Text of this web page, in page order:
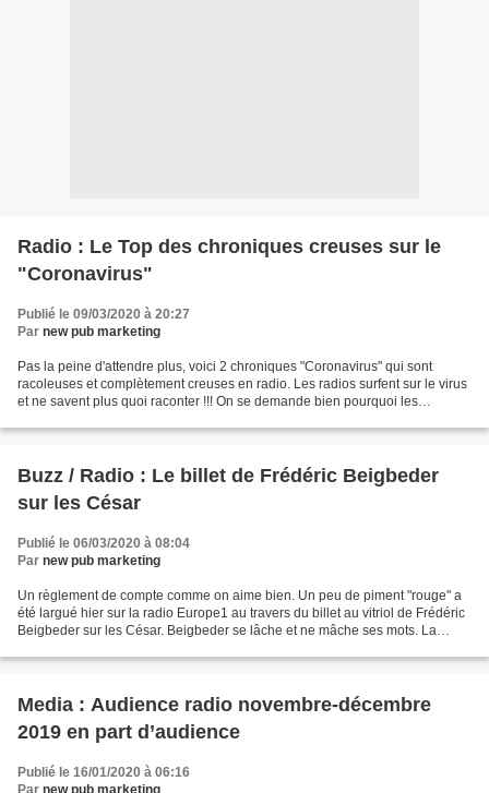
Radio : Le Top des chroniques creuses sur le
"Coronavirus"
Publié le 09/03/2020 à 20:27
Par new pub marketing
Pas la peine d'attendre plus, voici 2 chroniques "Coronavirus" qui sont
racoleuses et complètement creuses en radio. Les radios surfent sur le virus
et ne savent plus quoi raconter !!! On se demande bien pourquoi les
Buzz / Radio : Le billet de Frédéric Beigbeder
sur les César
Publié le 06/03/2020 à 08:04
Par new pub marketing
Un règlement de compte comme on aime bien. Un peu de piment "rouge" a
été largué hier sur la radio Europe1 au travers du billet au vitriol de Frédéric
Beigbeder sur les César. Beigbeder se lâche et ne mâche ses mots. La
Media : Audience radio novembre-décembre
2019 en part d’audience
Publié le 16/01/2020 à 06:16
Par new pub marketing